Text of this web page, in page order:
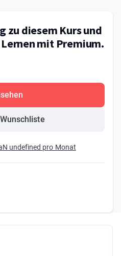
zu diesem Kurs und
mit Premium.
undefined pro Monat